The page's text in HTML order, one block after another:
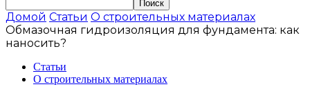
Домой Статьи О строительных материалах
Обмазочная гидроизоляция для фундамента: как
наносить?
Статьи
О строительных материалах